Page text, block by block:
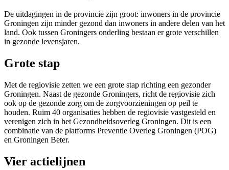
De uitdagingen in de provincie zijn groot: inwoners in de provincie
Groningen zijn minder gezond dan inwoners in andere delen van het
land. Ook tussen Groningers onderling bestaan er grote verschillen
in gezonde levensjaren.
Grote stap
Met de regiovisie zetten we een grote stap richting een gezonder
Groningen. Naast de gezonde Groningers, richt de regiovisie zich
ook op de gezonde zorg om de zorgvoorzieningen op peil te
houden. Ruim 40 organisaties hebben de regiovisie vastgesteld en
verenigen zich in het Gezondheidsoverleg Groningen. Dit is een
combinatie van de platforms Preventie Overleg Groningen (POG)
en Groningen Beter.
Vier actielijnen